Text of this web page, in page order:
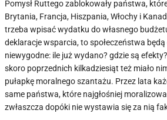
Pomysł Ruttego zablokowały państwa,
Brytania, Francja, Hiszpania, Włochy i
trzeba wpisać wydatku do własnego
deklaracje wsparcia, to społeczeństwa
niewygodne: ile już wydano? gdzie są
skoro poprzednich kilkadziesiąt też miało
pułapkę moralnego szantażu. Przez lata
same państwa, które najgłośniej
zwłaszcza dopóki nie wystawia się za nią